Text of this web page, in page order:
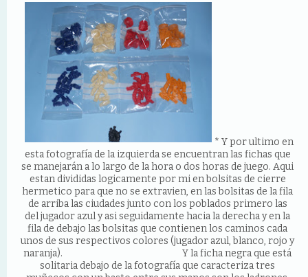
* Y por ultimo en
esta fotografía de la izquierda se encuentran las fichas que
se manejarán a lo largo de la hora o dos horas de juego. Aqui
estan divididas logicamente por mi en bolsitas de cierre
hermetico para que no se extravien, en las bolsitas de la fila
de arriba las ciudades junto con los poblados primero las
del jugador azul y asi seguidamente hacia la derecha y en la
fila de debajo las bolsitas que contienen los caminos cada
unos de sus respectivos colores (jugador azul, blanco, rojo y
naranja). Y la ficha negra que está
solitaria debajo de la fotografía que caracteriza tres